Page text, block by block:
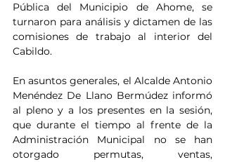
Pública del Municipio de Ahome, se
turnaron para análisis y dictamen de las
comisiones de trabajo al interior del
Cabildo.
En asuntos generales, el Alcalde Antonio
Menéndez De Llano Bermúdez informó
al pleno y a los presentes en la sesión,
que durante el tiempo al frente de la
Administración Municipal no se han
otorgado permutas, ventas,